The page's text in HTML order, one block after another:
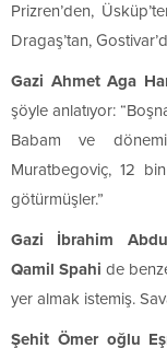
Prizren’den,
Dragaş’tan,
Gazi Ahmet Aga
şöyle anlatıyor:
Babam ve
Muratbegoviç, 12
götürmüşler.”
Gazi İbrahim
Qamil Spahi de
yer almak istemiş.
Şehit Ömer oğlu